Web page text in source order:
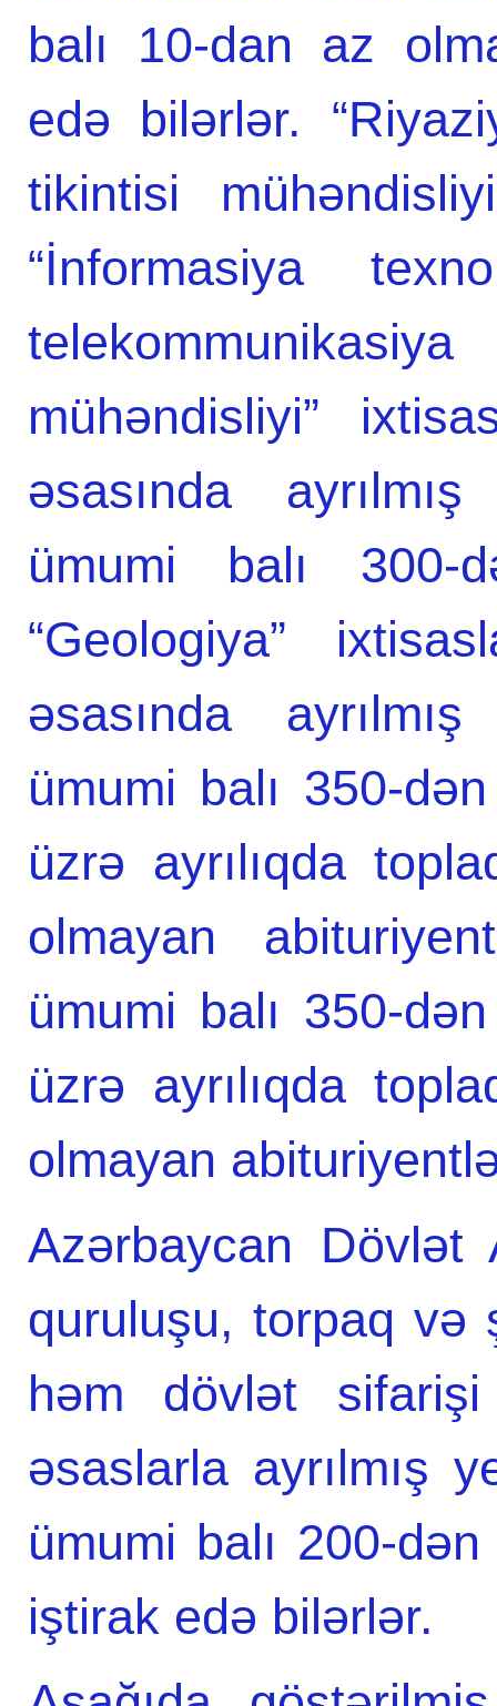
balı 10-dan az
edə bilərlər.
tikintisi
“İnformasiya
mühəndisliyi”
əsasında
ümumi balı 300-
“Geologiya”
əsasında
ümumi balı 350-
üzrə ayrılıqda
olmayan
ümumi balı 350-
üzrə ayrılıqda
olmayan
Azərbaycan Dövlət
quruluşu, torpaq və
həm dövlət
əsaslarla ayrılmış
ümumi balı 200-
iştirak edə bilərlər.